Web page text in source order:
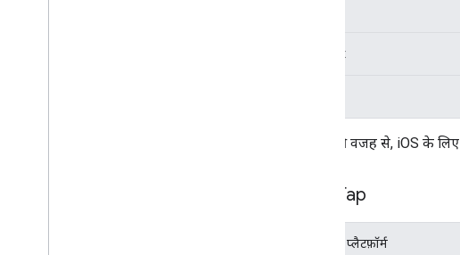
Firefox
ITP की वजह से, iOS के लिए
One Tap
ब्राउज़र / प्लैटफ़ॉर्म